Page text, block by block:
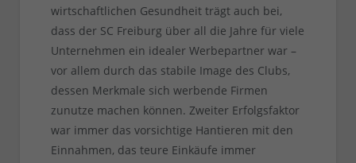
wirtschaftlichen Gesundheit trägt auch bei,
dass der SC Freiburg über all die Jahre für viele
Unternehmen ein idealer Werbepartner war –
vor allem durch das stabile Image des Clubs,
dessen Merkmale sich werbende Firmen
zunutze machen können. Zweiter Erfolgsfaktor
war immer das vorsichtige Hantieren mit den
Einnahmen, das teure Einkäufe immer